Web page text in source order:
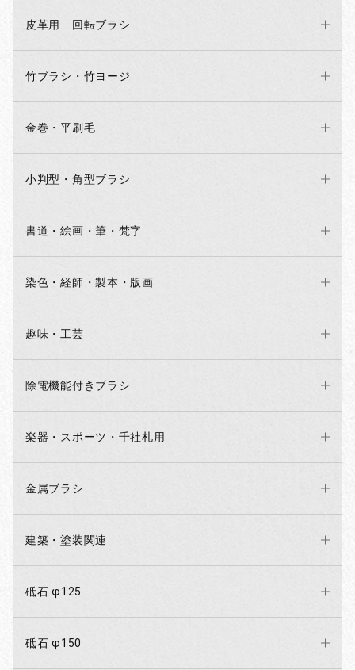
皮革用 回転ブラシ
竹ブラシ・竹ヨージ
金巻・平刷毛
小判型・角型ブラシ
書道・絵画・筆・梵字
染色・経師・製本・版画
趣味・工芸
除電機能付きブラシ
楽器・スポーツ・千社札用
金属ブラシ
建築・塗装関連
砥石 φ125
砥石 φ150